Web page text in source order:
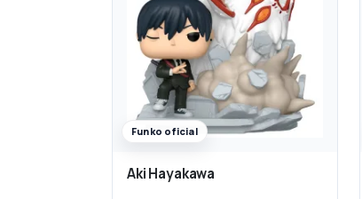
Funko oficial
Aki Hayakawa